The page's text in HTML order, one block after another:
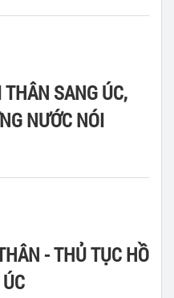
SANG ÚC,
NƯỚC NÓI
- THỦ TỤC HỒ